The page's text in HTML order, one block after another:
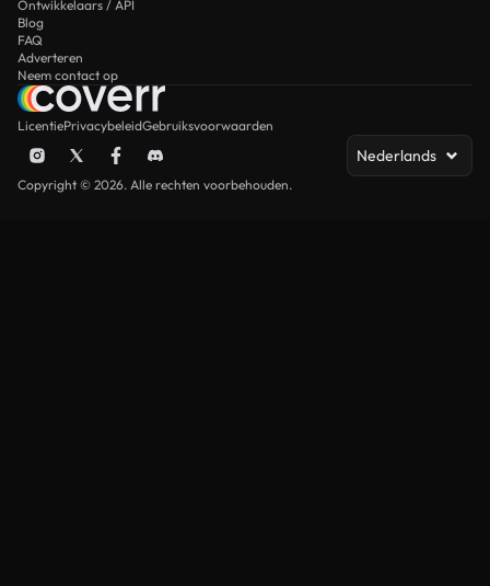
Ontwikkelaars / API
Blog
FAQ
Adverteren
Neem contact op
LicentiePrivacybeleidGebruiksvoorwaarden
Nederlands
Copyright © 2026. Alle rechten voorbehouden.